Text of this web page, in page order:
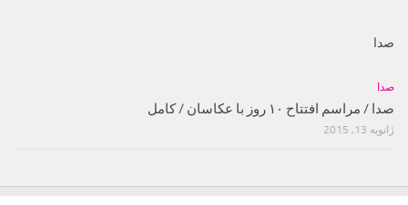
صدا
صدا
صدا / مراسم افتتاح ۱۰ روز با عکاسان / کامل
ژانویه 13, 2015